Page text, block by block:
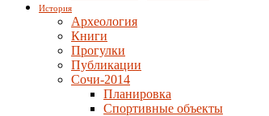
История
Археология
Книги
Прогулки
Публикации
Сочи-2014
Планировка
Спортивные объекты